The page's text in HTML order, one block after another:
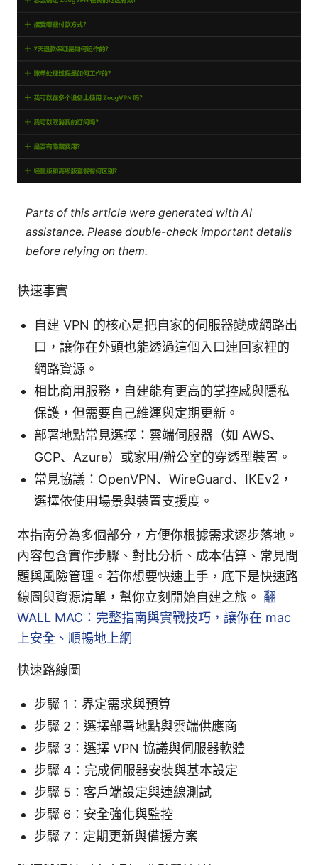
Parts of this article were generated with AI
assistance. Please double-check important details
before relying on them.
快速事實
自建 VPN 的核心是把自家的伺服器變成網路出
口，讓你在外頭也能透過這個入口連回家裡的
網路資源。
相比商用服務，自建能有更高的掌控感與隱私
保護，但需要自己維運與定期更新。
部署地點常見選擇：雲端伺服器（如 AWS、
GCP、Azure）或家用/辦公室的穿透型裝置。
常見協議：OpenVPN、WireGuard、IKEv2，
選擇依使用場景與裝置支援度。
本指南分為多個部分，方便你根據需求逐步落地。
內容包含實作步驟、對比分析、成本估算、常見問
題與風險管理。若你想要快速上手，底下是快速路
線圖與資源清單，幫你立刻開始自建之旅。 翻
WALL MAC：完整指南與實戰技巧，讓你在 mac
上安全、順暢地上網
快速路線圖
步驟 1：界定需求與預算
步驟 2：選擇部署地點與雲端供應商
步驟 3：選擇 VPN 協議與伺服器軟體
步驟 4：完成伺服器安裝與基本設定
步驟 5：客戶端設定與連線測試
步驟 6：安全強化與監控
步驟 7：定期更新與備援方案